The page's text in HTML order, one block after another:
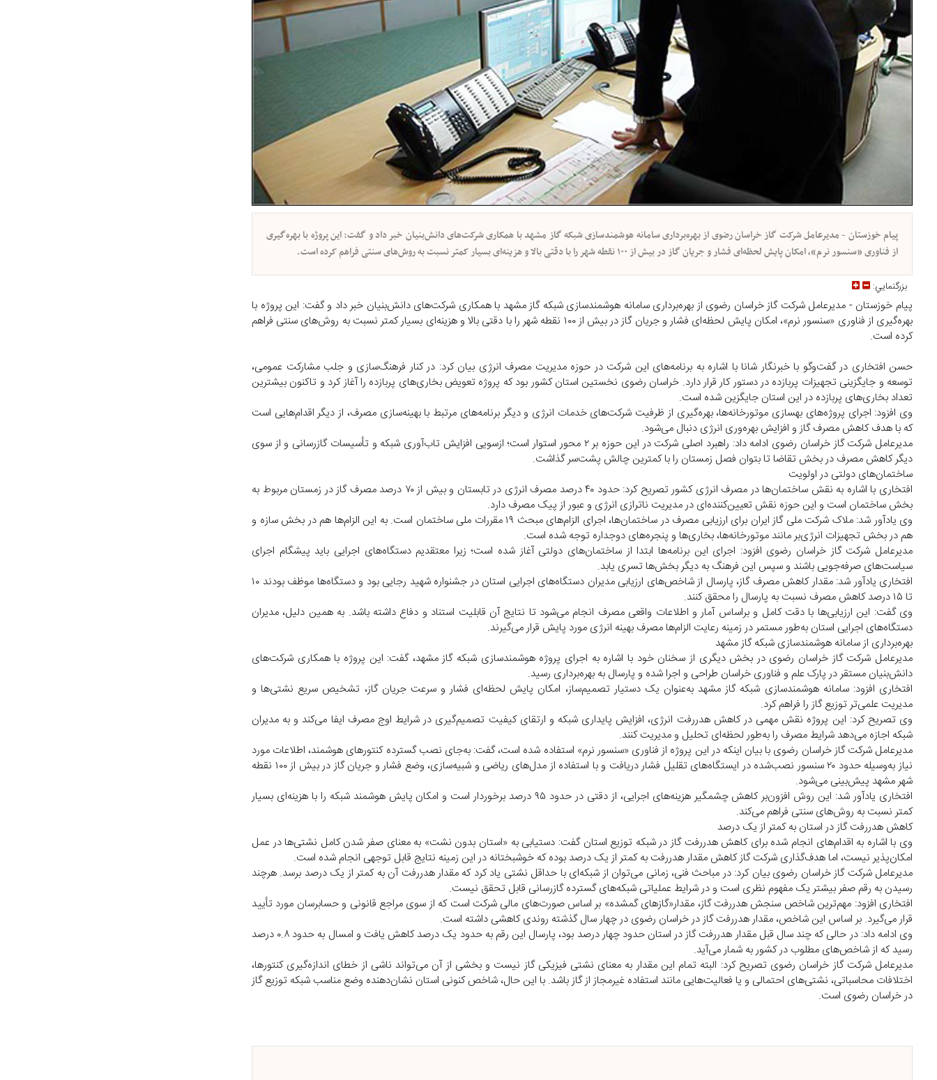
پیام خوزستان - مدیرعامل شرکت گاز خراسان رضوی از بهره‌برداری سامانه هوشمندسازی شبکه گاز مشهد با همکاری شرکت‌های دانش‌بنیان خبر داد و گفت: این پروژه با بهره‌گیری
از فناوری «سنسور نرم»، امکان پایش لحظه‌ای فشار و جریان گاز در بیش از ۱۰۰ نقطه شهر را با دقتی بالا و هزینه‌ای بسیار کمتر نسبت به روش‌های سنتی فراهم کرده است.
بزرگنمايي:
پیام خوزستان - مدیرعامل شرکت گاز خراسان رضوی از بهره‌برداری سامانه هوشمندسازی شبکه گاز مشهد با همکاری شرکت‌های دانش‌بنیان خبر داد و گفت: این پروژه با
بهره‌گیری از فناوری «سنسور نرم»، امکان پایش لحظه‌ای فشار و جریان گاز در بیش از ۱۰۰ نقطه شهر را با دقتی بالا و هزینه‌ای بسیار کمتر نسبت به روش‌های سنتی فراهم
کرده است.
حسن افتخاری در گفت‌وگو با خبرنگار شانا با اشاره به برنامه‌های این شرکت در حوزه مدیریت مصرف انرژی بیان کرد: در کنار فرهنگ‌سازی و جلب مشارکت عمومی،
توسعه و جایگزینی تجهیزات پربازده در دستور کار قرار دارد. خراسان رضوی نخستین استان کشور بود که پروژه تعویض بخاری‌های پربازده را آغاز کرد و تاکنون بیشترین
تعداد بخاری‌های پربازده در این استان جایگزین شده است.
وی افزود: اجرای پروژه‌های بهسازی موتورخانه‌ها، بهره‌گیری از ظرفیت شرکت‌های خدمات انرژی و دیگر برنامه‌های مرتبط با بهینه‌سازی مصرف، از دیگر اقدام‌هایی است
که با هدف کاهش مصرف گاز و افزایش بهره‌وری انرژی دنبال می‌شود.
مدیرعامل شرکت گاز خراسان رضوی ادامه داد: راهبرد اصلی شرکت در این حوزه بر ۲ محور استوار است؛ ازسویی افزایش تاب‌آوری شبکه و تأسیسات گازرسانی و از سوی
دیگر کاهش مصرف در بخش تقاضا تا بتوان فصل زمستان را با کمترین چالش پشت‌سر گذاشت.
ساختمان‌های دولتی در اولویت
افتخاری با اشاره به نقش ساختمان‌ها در مصرف انرژی کشور تصریح کرد: حدود ۴۰ درصد مصرف انرژی در تابستان و بیش از ۷۰ درصد مصرف گاز در زمستان مربوط به
بخش ساختمان است و این حوزه نقش تعیین‌کننده‌ای در مدیریت ناترازی انرژی و عبور از پیک مصرف دارد.
وی یادآور شد: ملاک شرکت ملی گاز ایران برای ارزیابی مصرف در ساختمان‌ها، اجرای الزام‌های مبحث ۱۹ مقررات ملی ساختمان است. به این الزام‌ها هم در بخش سازه و
هم در بخش تجهیزات انرژی‌بر مانند موتورخانه‌ها، بخاری‌ها و پنجره‌های دوجداره توجه شده است.
مدیرعامل شرکت گاز خراسان رضوی افزود: اجرای این برنامه‌ها ابتدا از ساختمان‌های دولتی آغاز شده است؛ زیرا معتقدیم دستگاه‌های اجرایی باید پیشگام اجرای
سیاست‌های صرفه‌جویی باشند و سپس این فرهنگ به دیگر بخش‌ها تسری یابد.
افتخاری یادآور شد: مقدار کاهش مصرف گاز، پارسال از شاخص‌های ارزیابی مدیران دستگاه‌های اجرایی استان در جشنواره شهید رجایی بود و دستگاه‌ها موظف بودند ۱۰
تا ۱۵ درصد کاهش مصرف نسبت به پارسال را محقق کنند.
وی گفت: این ارزیابی‌ها با دقت کامل و براساس آمار و اطلاعات واقعی مصرف انجام می‌شود تا نتایج آن قابلیت استناد و دفاع داشته باشد. به همین دلیل، مدیران
دستگاه‌های اجرایی استان به‌طور مستمر در زمینه رعایت الزام‌ها مصرف بهینه انرژی مورد پایش قرار می‌گیرند.
بهره‌برداری از سامانه هوشمندسازی شبکه گاز مشهد
مدیرعامل شرکت گاز خراسان رضوی در بخش دیگری از سخنان خود با اشاره به اجرای پروژه هوشمندسازی شبکه گاز مشهد، گفت: این پروژه با همکاری شرکت‌های
دانش‌بنیان مستقر در پارک علم و فناوری خراسان طراحی و اجرا شده و پارسال به بهره‌برداری رسید.
افتخاری افزود: سامانه هوشمندسازی شبکه گاز مشهد به‌عنوان یک دستیار تصمیم‌ساز، امکان پایش لحظه‌ای فشار و سرعت جریان گاز، تشخیص سریع نشتی‌ها و
مدیریت علمی‌تر توزیع گاز را فراهم کرد.
وی تصریح کرد: این پروژه نقش مهمی در کاهش هدررفت انرژی، افزایش پایداری شبکه و ارتقای کیفیت تصمیم‌گیری در شرایط اوج مصرف ایفا می‌کند و به مدیران
شبکه اجازه می‌دهد شرایط مصرف را به‌طور لحظه‌ای تحلیل و مدیریت کنند.
مدیرعامل شرکت گاز خراسان رضوی با بیان اینکه در این پروژه از فناوری «سنسور نرم» استفاده شده است، گفت: به‌جای نصب گسترده کنتورهای هوشمند، اطلاعات مورد
نیاز به‌وسیله حدود ۲۰ سنسور نصب‌شده در ایستگاه‌های تقلیل فشار دریافت و با استفاده از مدل‌های ریاضی و شبیه‌سازی، وضع فشار و جریان گاز در بیش از ۱۰۰ نقطه
شهر مشهد پیش‌بینی می‌شود.
افتخاری یادآور شد: این روش افزون‌بر کاهش چشمگیر هزینه‌های اجرایی، از دقتی در حدود ۹۵ درصد برخوردار است و امکان پایش هوشمند شبکه را با هزینه‌ای بسیار
کمتر نسبت به روش‌های سنتی فراهم می‌کند.
کاهش هدررفت گاز در استان به کمتر از یک درصد
وی با اشاره به اقدام‌های انجام شده برای کاهش هدررفت گاز در شبکه توزیع استان گفت: دستیابی به «استان بدون نشت» به معنای صفر شدن کامل نشتی‌ها در عمل
امکان‌پذیر نیست، اما هدف‌گذاری شرکت گاز کاهش مقدار هدررفت به کمتر از یک درصد بوده که خوشبختانه در این زمینه نتایج قابل توجهی انجام شده است.
مدیرعامل شرکت گاز خراسان رضوی بیان کرد: در مباحث فنی، زمانی می‌توان از شبکه‌ای با حداقل نشتی یاد کرد که مقدار هدررفت آن به کمتر از یک درصد برسد. هرچند
رسیدن به رقم صفر بیشتر یک مفهوم نظری است و در شرایط عملیاتی شبکه‌های گسترده گازرسانی قابل تحقق نیست.
افتخاری افزود: مهم‌ترین شاخص سنجش هدررفت گاز، مقدار«گازهای گمشده» بر اساس صورت‌های مالی شرکت است که از سوی مراجع قانونی و حسابرسان مورد تأیید
قرار می‌گیرد. بر اساس این شاخص، مقدار هدررفت گاز در خراسان رضوی در چهار سال گذشته روندی کاهشی داشته است.
وی ادامه داد: در حالی که چند سال قبل مقدار هدررفت گاز در استان حدود چهار درصد بود، پارسال این رقم به حدود یک درصد کاهش یافت و امسال به حدود ۰.۸ درصد
رسید که از شاخص‌های مطلوب در کشور به شمار می‌آید.
مدیرعامل شرکت گاز خراسان رضوی تصریح کرد: البته تمام این مقدار به معنای نشتی فیزیکی گاز نیست و بخشی از آن می‌تواند ناشی از خطای اندازه‌گیری کنتورها،
اختلافات محاسباتی، نشتی‌های احتمالی و یا فعالیت‌هایی مانند استفاده غیرمجاز از گاز باشد. با این حال، شاخص کنونی استان نشان‌دهنده وضع مناسب شبکه توزیع گاز
در خراسان رضوی است.